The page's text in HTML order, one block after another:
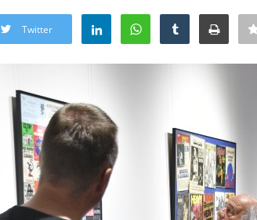
Twitter